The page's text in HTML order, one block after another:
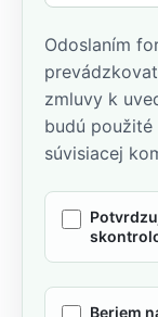
Odoslaním
zmluvy k
budú použité
súvisiacej
Beriem